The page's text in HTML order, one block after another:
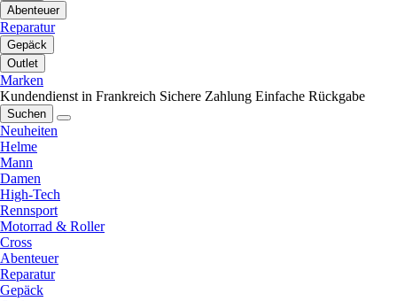
Abenteuer
Reparatur
Gepäck
Outlet
Marken
Kundendienst in Frankreich Sichere Zahlung Einfache Rückgabe
Suchen
Neuheiten
Helme
Mann
Damen
High-Tech
Rennsport
Motorrad & Roller
Cross
Abenteuer
Reparatur
Gepäck